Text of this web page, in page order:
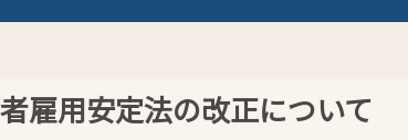
雇用安定法の改正について